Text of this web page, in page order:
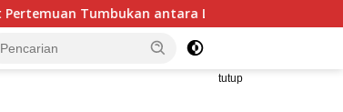
Indo-Australia dan Lempeng Eurasia
tutup